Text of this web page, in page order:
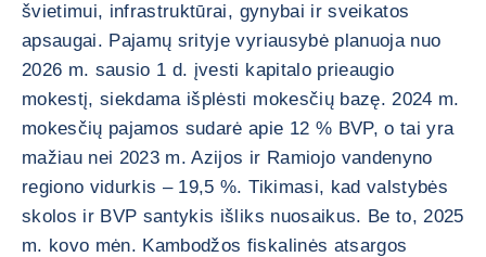
švietimui, infrastruktūrai, gynybai ir sveikatos
apsaugai. Pajamų srityje vyriausybė planuoja nuo
2026 m. sausio 1 d. įvesti kapitalo prieaugio
mokestį, siekdama išplėsti mokesčių bazę. 2024 m.
mokesčių pajamos sudarė apie 12 % BVP, o tai yra
mažiau nei 2023 m. Azijos ir Ramiojo vandenyno
regiono vidurkis – 19,5 %. Tikimasi, kad valstybės
skolos ir BVP santykis išliks nuosaikus. Be to, 2025
m. kovo mėn. Kambodžos fiskalinės atsargos